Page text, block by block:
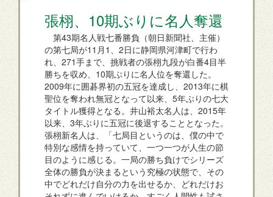
張栩、10期ぶりに名人奪還
第43期名人戦七番勝負（朝日新聞社、主催）
の第七局が11月1、2日に静岡県河津町で行わ
れ、271手まで、挑戦者の張栩九段が白番4目半
勝ちを収め、10期ぶりに名人位を奪還した。
2009年に囲碁界初の五冠を達成し、2013年に棋
聖位を奪われ無冠となって以来、5年ぶりの七大
タイトル獲得となる。井山裕太名人は、2015年
以来、3年ぶりに五冠に後退することとなった。
張栩新名人は、「七局目というのは、僕の中で
特別な感情を持っていて、一つ一つが人生の節
目のように感じる。一局の勝ち負けでシリーズ
全体の勝負が決まるという究極の状態で、その
中でどれだけ自分の力を出せるか、どれだけお